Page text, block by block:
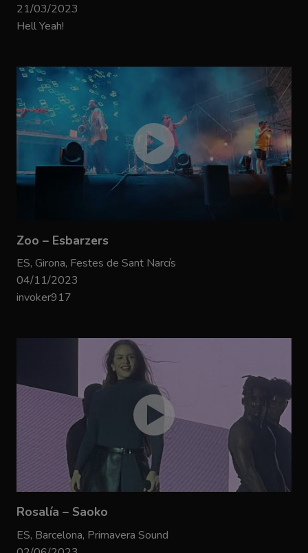
21/03/2023
Hell Yeah!
Zoo – Esbarzers
ES, Girona, Festes de Sant Narcís
04/11/2023
invoker917
Rosalía – Saoko
ES, Barcelona, Primavera Sound